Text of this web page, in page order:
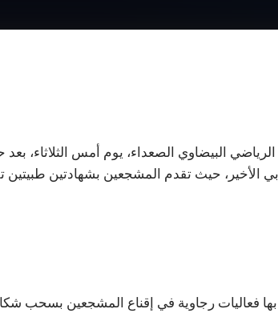
البيضاوي الصعداء، يوم أمس الثلاثاء،
حيث تقدم المشجعين بشهادتين طبيتين تفوق
فعاليات رجاوية في إقناع المشجعين بسحب